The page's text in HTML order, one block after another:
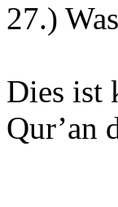
27.)
Dies ist
Qur’an